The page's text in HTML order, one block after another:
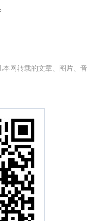
网转载的文章、图片、音